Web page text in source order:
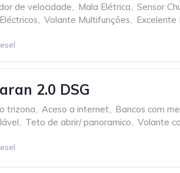
de velocidade, Mala Elétrica, Sensor
, Volante Multifunções, Excelente
2.0 DSG
trizona, Aceso a internet, Bancos com
, Teto de abrir/ panoramico, Volante